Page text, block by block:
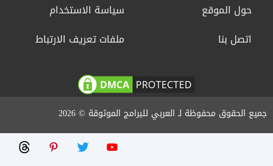
حول الموقع
اتصل بنا
سياسة الاستخدام
ملفات تعريف الارتباط
جميع الحقوق محفوظة لـ العربي للبرامج الموثوقة © 2026